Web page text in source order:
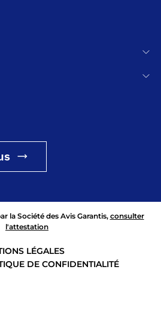
la Société des Avis Garantis, consulter
l'attestation
LÉGALES
DE CONFIDENTIALITÉ